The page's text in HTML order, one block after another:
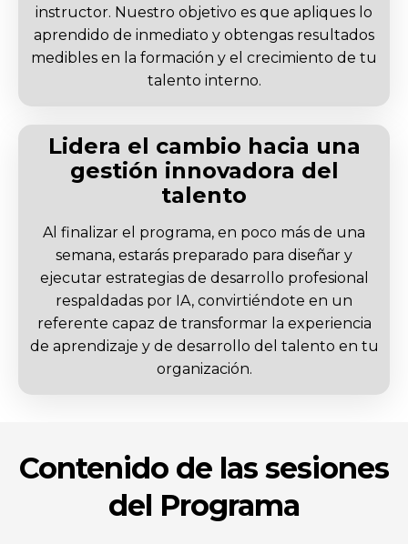
instructor. Nuestro objetivo es que apliques lo
aprendido de inmediato y obtengas resultados
medibles en la formación y el crecimiento de tu
talento interno.
Lidera el cambio hacia una
gestión innovadora del
talento
Al finalizar el programa, en poco más de una
semana, estarás preparado para diseñar y
ejecutar estrategias de desarrollo profesional
respaldadas por IA, convirtiéndote en un
referente capaz de transformar la experiencia
de aprendizaje y de desarrollo del talento en tu
organización.
Contenido de las sesiones
del Programa